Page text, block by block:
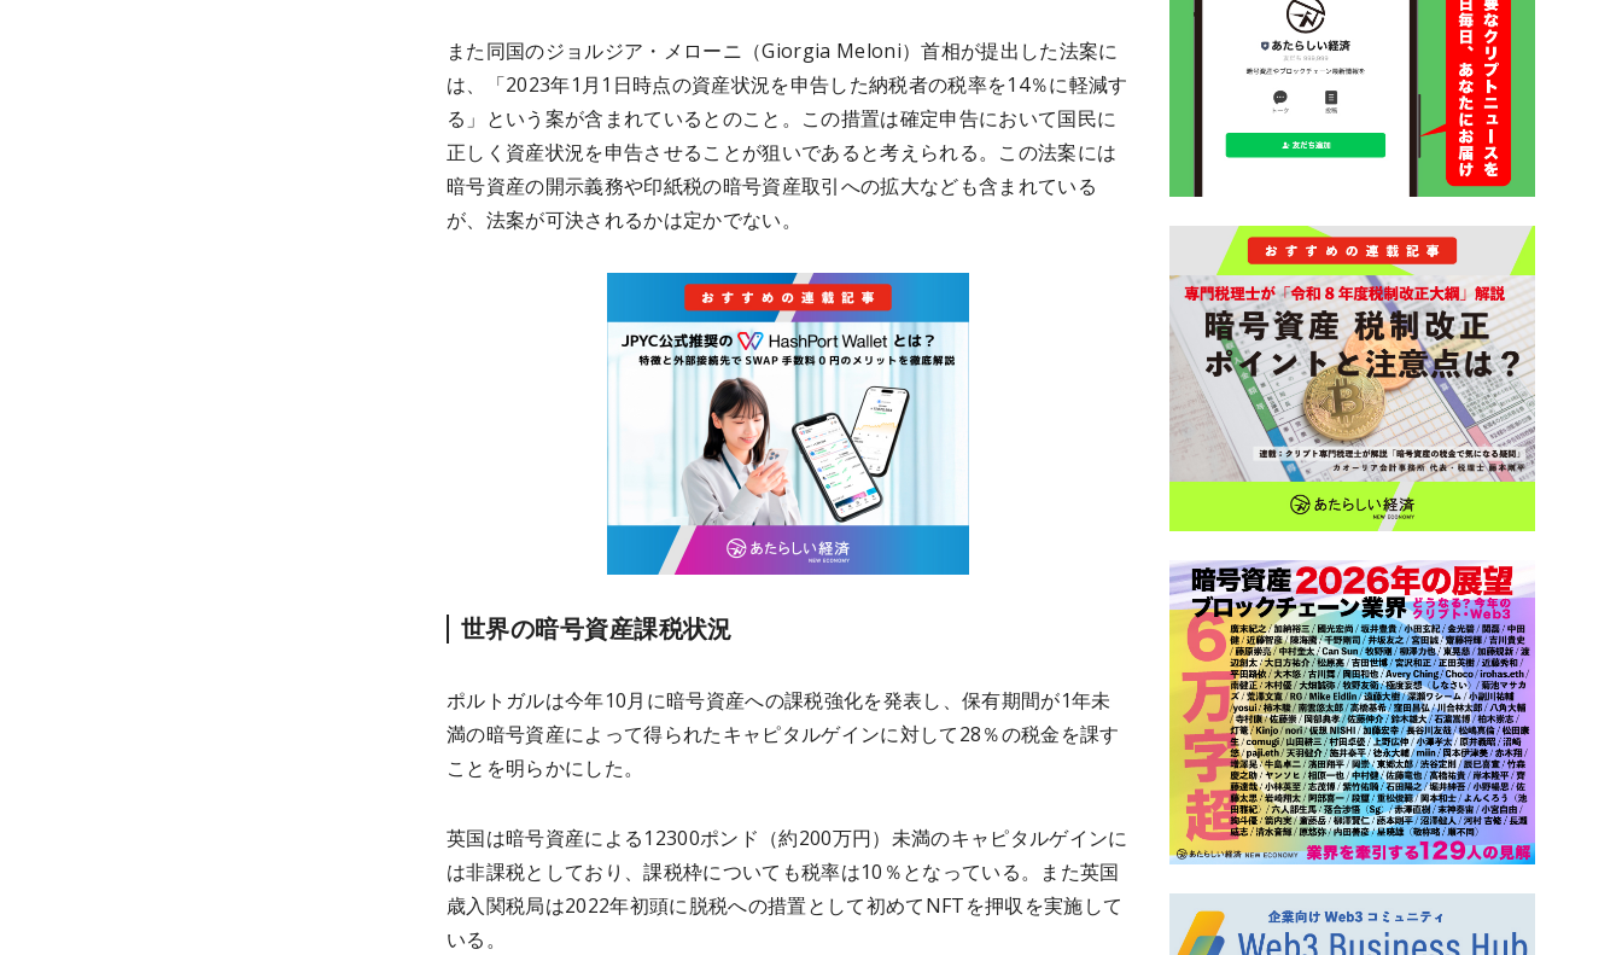
また同国のジョルジア・メローニ（Giorgia Meloni）首相が提出した法案に
は、「2023年1月1日時点の資産状況を申告した納税者の税率を14％に軽減す
る」という案が含まれているとのこと。この措置は確定申告において国民に
正しく資産状況を申告させることが狙いであると考えられる。この法案には
暗号資産の開示義務や印紙税の暗号資産取引への拡大なども含まれている
が、法案が可決されるかは定かでない。
世界の暗号資産課税状況
ポルトガルは今年10月に暗号資産への課税強化を発表し、保有期間が1年未
満の暗号資産によって得られたキャピタルゲインに対して28％の税金を課す
ことを明らかにした。
英国は暗号資産による12300ポンド（約200万円）未満のキャピタルゲインに
は非課税としており、課税枠についても税率は10％となっている。また英国
歳入関税局は2022年初頭に脱税への措置として初めてNFTを押収を実施して
いる。